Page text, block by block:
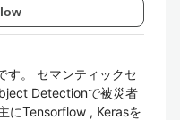
す。 セマンティックセ
Detectionで被災者
にTensorflow , Kerasを